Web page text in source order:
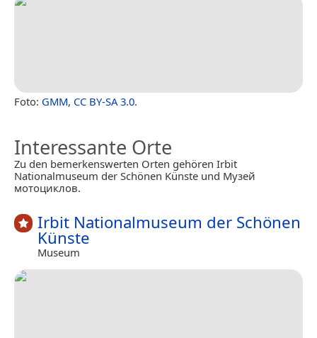
Foto: GMM, CC BY-SA 3.0.
Interessante Orte
Zu den bemerkenswerten Orten gehören Irbit
Nationalmuseum der Schönen Künste und Музей
мотоциклов.
Irbit Nationalmuseum der Schönen
Künste
Museum